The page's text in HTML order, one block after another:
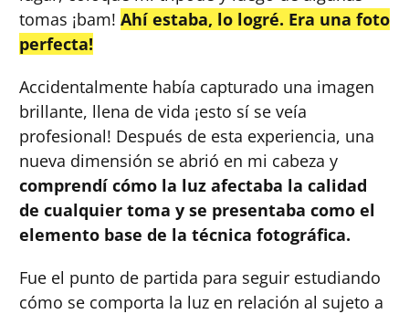
tomas ¡bam! Ahí estaba, lo logré. Era una foto
perfecta!
Accidentalmente había capturado una imagen
brillante, llena de vida ¡esto sí se veía
profesional! Después de esta experiencia, una
nueva dimensión se abrió en mi cabeza y
comprendí cómo la luz afectaba la calidad
de cualquier toma y se presentaba como el
elemento base de la técnica fotográfica.
Fue el punto de partida para seguir estudiando
cómo se comporta la luz en relación al sujeto a